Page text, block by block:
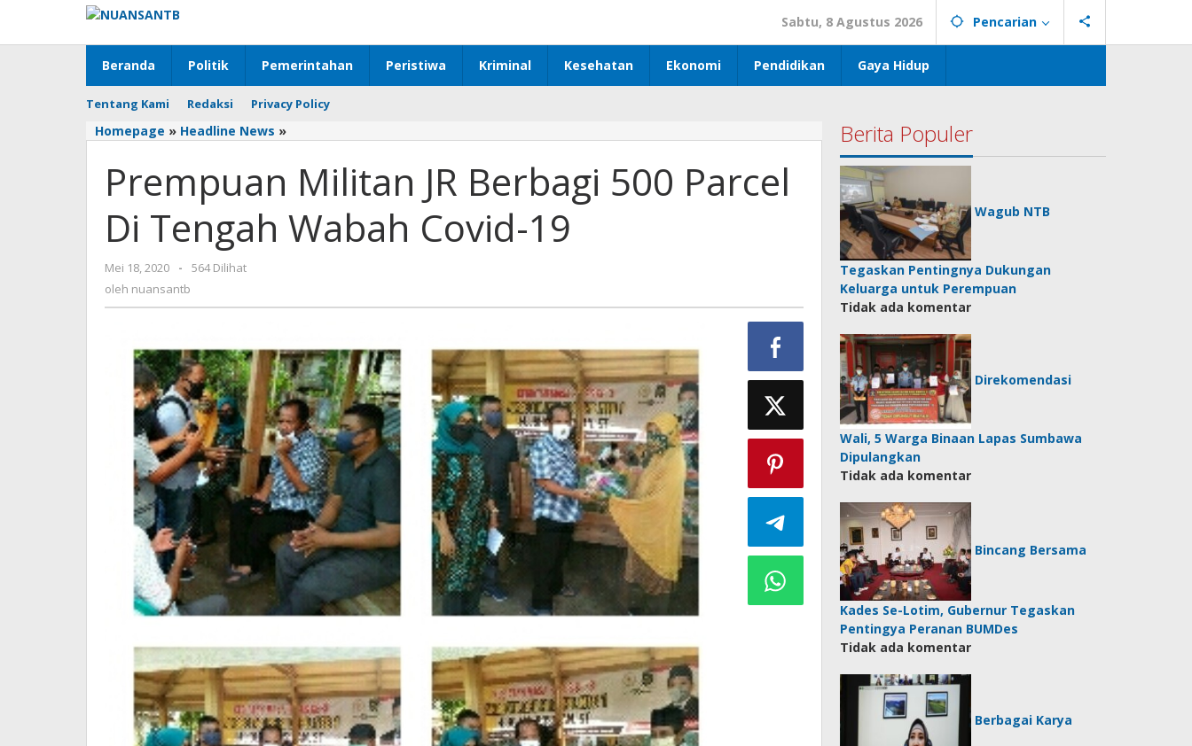
konten
Sabtu, 8 Agustus 2026 Pencarian
Beranda Politik Pemerintahan Peristiwa Kriminal Kesehatan Ekonomi Pendidikan Gaya Hidup
Tentang Kami Redaksi Privacy Policy
Homepage » Headline News »
Berbagi
Parcel
Di
Prempuan Militan JR Berbagi 500 Parcel
Di Tengah Wabah Covid-19
Mei 18, 2020
oleh
nuansantb
-
564 Dilihat
oleh nuansantb
Berita Populer
Wagub NTB
Tegaskan Pentingnya Dukungan
Keluarga untuk Perempuan
Tidak ada komentar
Direkomendasi
Wali, 5 Warga Binaan Lapas Sumbawa
Dipulangkan
Tidak ada komentar
Bincang Bersama
Kades Se-Lotim, Gubernur Tegaskan
Pentingya Peranan BUMDes
Tidak ada komentar
Berbagai Karya